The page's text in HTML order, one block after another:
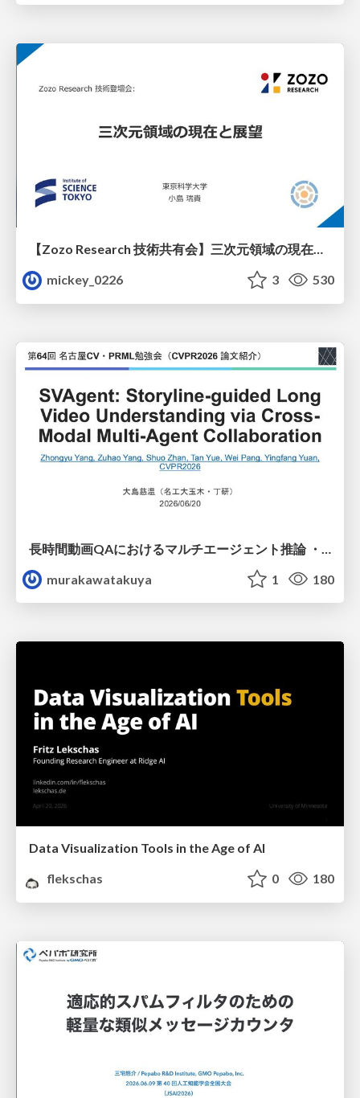
【Zozo Research 技術共有会】三次元領域の現在と展望
mickey_0226
3 530
murakawatakuya
1 180
Data Visualization Tools in the Age of AI
flekschas
0 180